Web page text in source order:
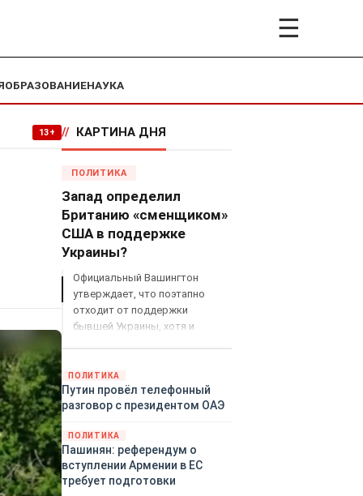
☰
ОБРАЗОВАНИЕНАУКА
13+ // КАРТИНА ДНЯ
ПОЛИТИКА
Запад определил
Британию «сменщиком»
США в поддержке
Украины?
Официальный Вашингтон
утверждает, что поэтапно
отходит от поддержки
бывшей Украины, хотя и
закупленное ранее оружие.
Также американская
администрация скидывает на
киевского режима оружием,
которое стремится продавать
всем новым снабженцам.
Однако часто возникают
ПОЛИТИКА
Путин провёл телефонный
разговор с президентом ОАЭ
ПОЛИТИКА
Пашинян: референдум о
вступлении Армении в ЕС
требует подготовки